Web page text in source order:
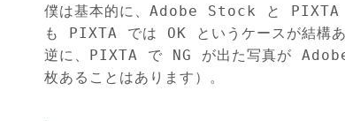
僕は基本的に、Adobe Stock と PIXTA
も PIXTA では OK というケースが結構あ
逆に、PIXTA で NG が出た写真が
枚あることはあります）。